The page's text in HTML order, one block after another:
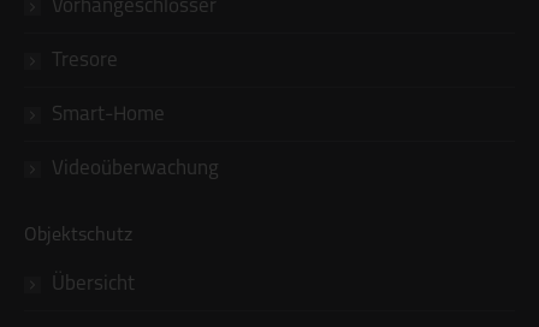
Vorhängeschlösser
Tresore
Smart-Home
Videoüberwachung
Objektschutz
Übersicht